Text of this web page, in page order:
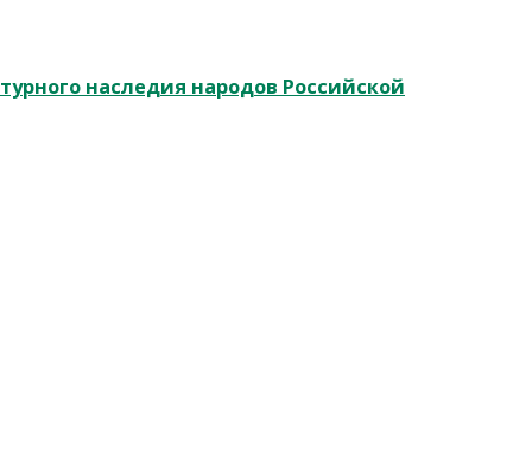
наследия народов Российской